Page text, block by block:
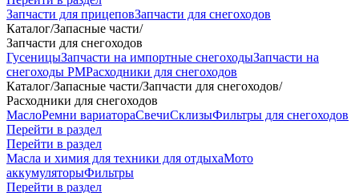
Запчасти для прицеповЗапчасти для снегоходов
Каталог/Запасные части/
Запчасти для снегоходов
ГусеницыЗапчасти на импортные снегоходыЗапчасти на
снегоходы РМРасходники для снегоходов
Каталог/Запасные части/Запчасти для снегоходов/
Расходники для снегоходов
МаслоРемни вариатораСвечиСклизыФильтры для снегоходов
Перейти в раздел
Перейти в раздел
Масла и химия для техники для отдыхаМото
аккумуляторыФильтры
Перейти в раздел